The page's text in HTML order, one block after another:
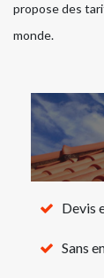
propose des
monde.
Devis
Sans